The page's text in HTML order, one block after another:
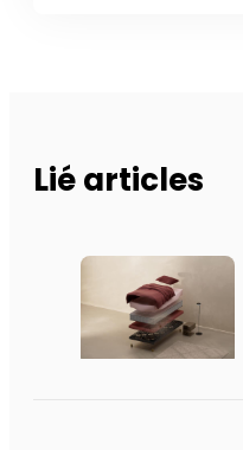
Lié articles